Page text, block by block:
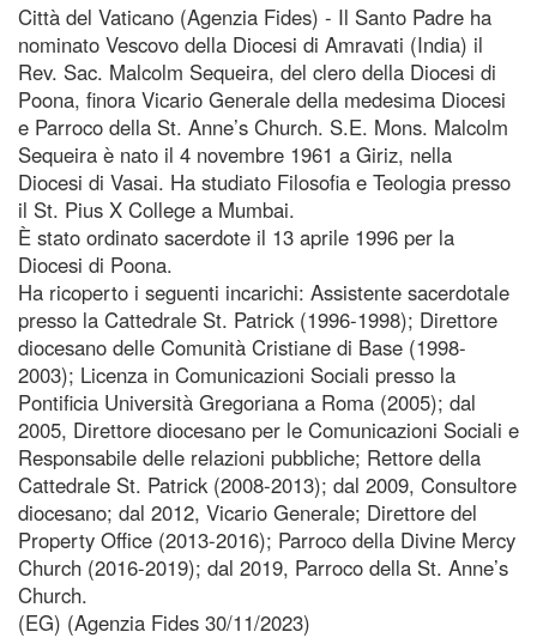
Città del Vaticano (Agenzia Fides) - Il Santo Padre ha
nominato Vescovo della Diocesi di Amravati (India) il
Rev. Sac. Malcolm Sequeira, del clero della Diocesi di
Poona, finora Vicario Generale della medesima Diocesi
e Parroco della St. Anne’s Church. S.E. Mons. Malcolm
Sequeira è nato il 4 novembre 1961 a Giriz, nella
Diocesi di Vasai. Ha studiato Filosofia e Teologia presso
il St. Pius X College a Mumbai.
È stato ordinato sacerdote il 13 aprile 1996 per la
Diocesi di Poona.
Ha ricoperto i seguenti incarichi: Assistente sacerdotale
presso la Cattedrale St. Patrick (1996-1998); Direttore
diocesano delle Comunità Cristiane di Base (1998-
2003); Licenza in Comunicazioni Sociali presso la
Pontificia Università Gregoriana a Roma (2005); dal
2005, Direttore diocesano per le Comunicazioni Sociali e
Responsabile delle relazioni pubbliche; Rettore della
Cattedrale St. Patrick (2008-2013); dal 2009, Consultore
diocesano; dal 2012, Vicario Generale; Direttore del
Property Office (2013-2016); Parroco della Divine Mercy
Church (2016-2019); dal 2019, Parroco della St. Anne’s
Church.
(EG) (Agenzia Fides 30/11/2023)